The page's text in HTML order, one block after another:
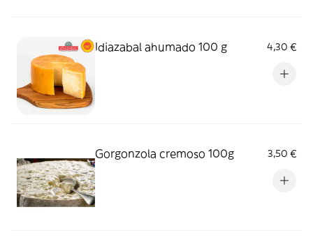
Idiazabal ahumado 100 g 4,30 €
Gorgonzola cremoso 100g 3,50 €